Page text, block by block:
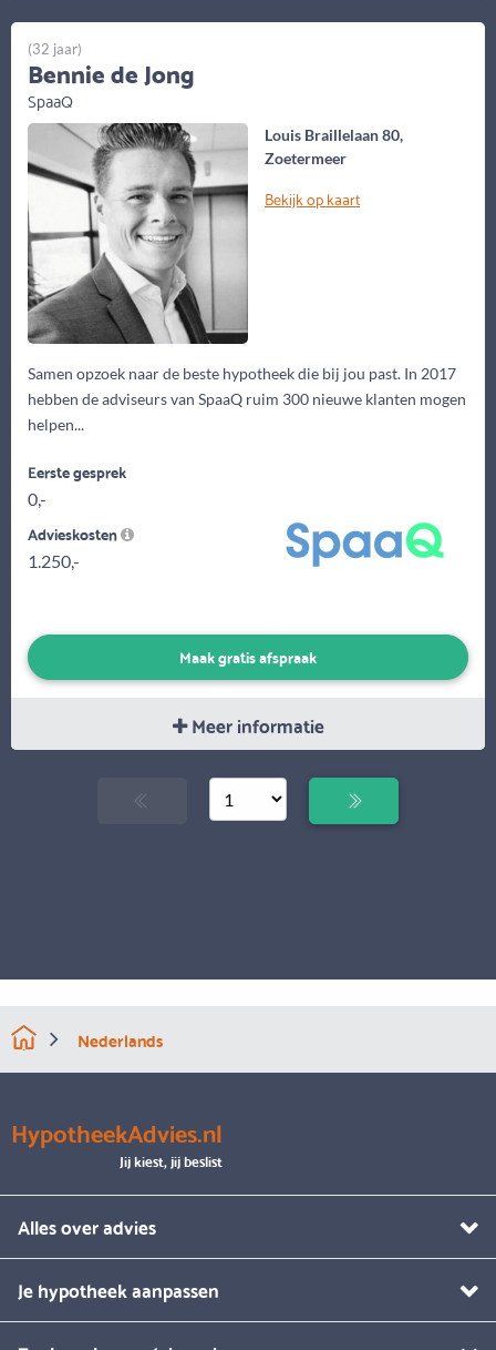
Louis Braillelaan 80,
Zoetermeer
Bekijk op kaart
Samen opzoek naar de beste hypotheek die bij jou past. In 2017
hebben de adviseurs van SpaaQ ruim 300 nieuwe klanten mogen
helpen...
(32 jaar)
Bennie de Jong
SpaaQ
Eerste gesprek
0,-
Advieskosten
1.250,-
Maak gratis afspraak
Meer informatie
Nederlands
HypotheekAdvies.nl
Jij kiest, jij beslist
Alles over advies
Je hypotheek aanpassen